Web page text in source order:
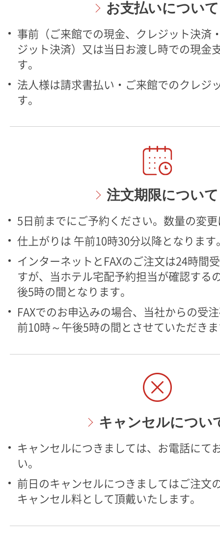
お支払いについて
事前（ご来館での現金、クレジット決済
ジット決済）又は当日お渡し時での現金
す。
法人様は請求書払い・ご来館でのクレジ
す。
注文期限について
5日前までにご予約ください。数量の変
仕上がりは 午前10時30分以降となります
インターネットとFAXのご注文は24時間
すが、当ホテル宅配予約担当が確認する
後5時の間となります。
FAXでのお申込みの場合、当社からの受
前10時～午後5時の間とさせていただき
キャンセルについ
キャンセルにつきましては、お電話にて
い。
前日のキャンセルにつきましてはご注文
キャンセル料として頂戴いたします。